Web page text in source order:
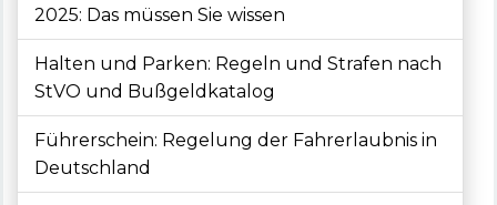
2025: Das müssen Sie wissen
Halten und Parken: Regeln und Strafen nach
StVO und Bußgeldkatalog
Führerschein: Regelung der Fahrerlaubnis in
Deutschland